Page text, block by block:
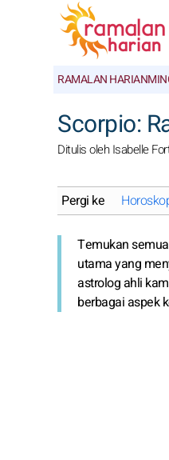
RAMALAN HARIAN
Scorpio:
Ditulis oleh Isabelle
Pergi ke
Temukan
utama yang
astrolog ahli
berbagai aspek